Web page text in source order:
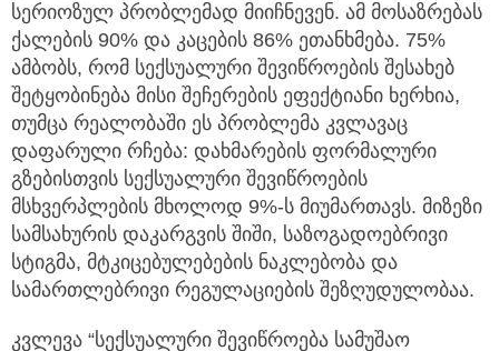
სერიოზულ პრობლემად მიიჩნევენ. ამ მოსაზრებას
ქალების 90% და კაცების 86% ეთანხმება. 75%
ამბობს, რომ სექსუალური შევიწროების შესახებ
შეტყობინება მისი შეჩერების ეფექტიანი ხერხია,
თუმცა რეალობაში ეს პრობლემა კვლავაც
დაფარული რჩება: დახმარების ფორმალური
გზებისთვის სექსუალური შევიწროების
მსხვერპლების მხოლოდ 9%-ს მიუმართავს. მიზეზი
სამსახურის დაკარგვის შიში, საზოგადოებრივი
სტიგმა, მტკიცებულებების ნაკლებობა და
სამართლებრივი რეგულაციების შეზღუდულობაა.
კვლევა “სექსუალური შევიწროება სამუშაო